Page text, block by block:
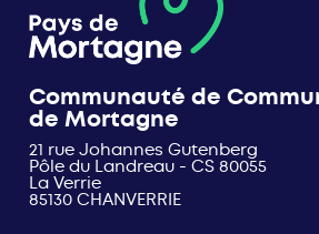
Communauté de
de Mortagne
21 rue Johannes Gutenberg
Pôle du Landreau - CS 80055
La Verrie
85130 CHANVERRIE